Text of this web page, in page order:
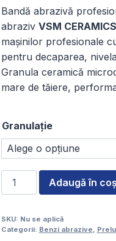
Bandă abrazivă
abraziv VSM
mașinilor profesionale
pentru decaparea,
Granula ceramică
mare de tăiere,
Granulație
Cantitate
Bandă
pentru
Adaugă în coș
SKU: Nu se aplică
Categorii: Benzi abrazive,